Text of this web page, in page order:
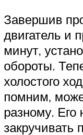
Завершив
двигатель и
минут,
обороты.
холостого
помним,
разному. Его
закручивать